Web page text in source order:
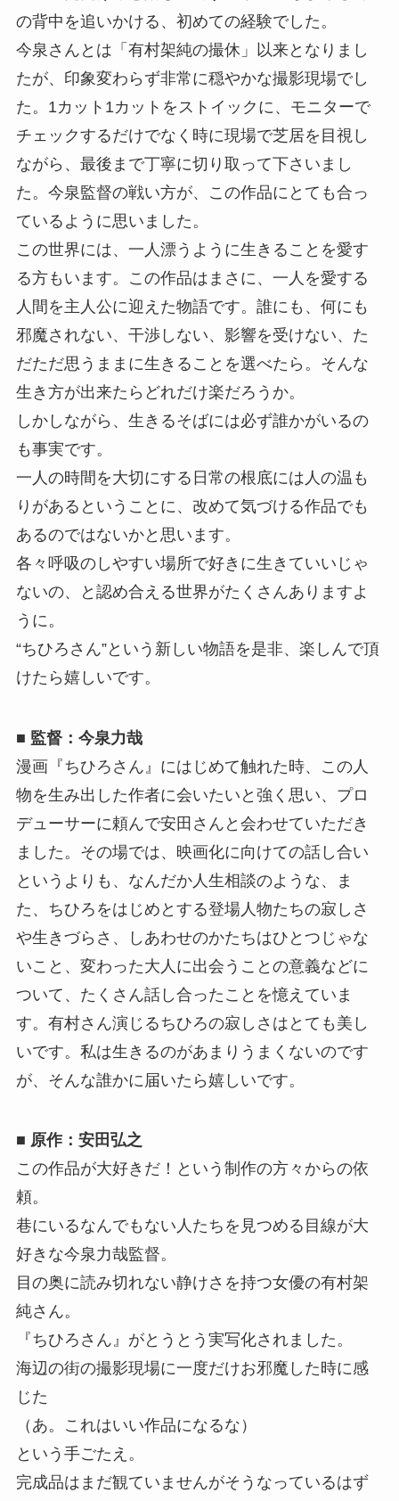
の背中を追いかける、初めての経験でした。
今泉さんとは「有村架純の撮休」以来となりまし
たが、印象変わらず非常に穏やかな撮影現場でし
た。1カット1カットをストイックに、モニターで
チェックするだけでなく時に現場で芝居を目視し
ながら、最後まで丁寧に切り取って下さいまし
た。今泉監督の戦い方が、この作品にとても合っ
ているように思いました。
この世界には、一人漂うように生きることを愛す
る方もいます。この作品はまさに、一人を愛する
人間を主人公に迎えた物語です。誰にも、何にも
邪魔されない、干渉しない、影響を受けない、た
だただ思うままに生きることを選べたら。そんな
生き方が出来たらどれだけ楽だろうか。
しかしながら、生きるそばには必ず誰かがいるの
も事実です。
一人の時間を大切にする日常の根底には人の温も
りがあるということに、改めて気づける作品でも
あるのではないかと思います。
各々呼吸のしやすい場所で好きに生きていいじゃ
ないの、と認め合える世界がたくさんありますよ
うに。
“ちひろさん”という新しい物語を是非、楽しんで頂
けたら嬉しいです。
■ 監督：今泉力哉
漫画『ちひろさん』にはじめて触れた時、この人
物を生み出した作者に会いたいと強く思い、プロ
デューサーに頼んで安田さんと会わせていただき
ました。その場では、映画化に向けての話し合い
というよりも、なんだか人生相談のような、ま
た、ちひろをはじめとする登場人物たちの寂しさ
や生きづらさ、しあわせのかたちはひとつじゃな
いこと、変わった大人に出会うことの意義などに
ついて、たくさん話し合ったことを憶えていま
す。有村さん演じるちひろの寂しさはとても美し
いです。私は生きるのがあまりうまくないのです
が、そんな誰かに届いたら嬉しいです。
■ 原作：安田弘之
この作品が大好きだ！という制作の方々からの依
頼。
巷にいるなんでもない人たちを見つめる目線が大
好きな今泉力哉監督。
目の奥に読み切れない静けさを持つ女優の有村架
純さん。
『ちひろさん』がとうとう実写化されました。
海辺の街の撮影現場に一度だけお邪魔した時に感
じた
（あ。これはいい作品になるな）
という手ごたえ。
完成品はまだ観ていませんがそうなっているはず